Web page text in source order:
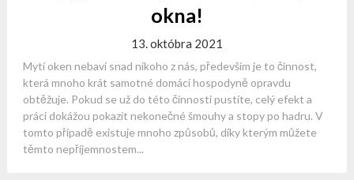
okna!
13. októbra 2021
Mytí oken nebaví snad nikoho z nás, především je to činnost,
která mnoho krát samotné domácí hospodyně opravdu
obtěžuje. Pokud se už do této činnosti pustíte, celý efekt a
práci dokážou pokazit nekonečné šmouhy a stopy po hadru. V
tomto případě existuje mnoho způsobů, díky kterým můžete
těmto nepříjemnostem...